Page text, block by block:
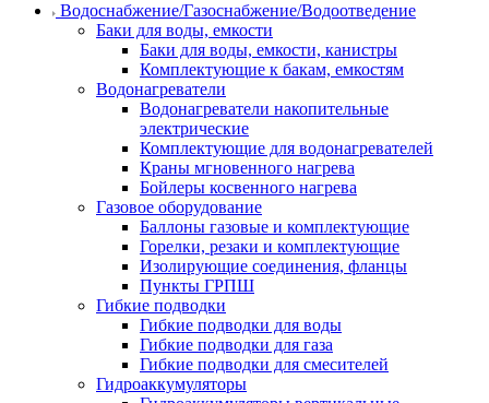
Водоснабжение/Газоснабжение/Водоотведение
Баки для воды, емкости
Баки для воды, емкости, канистры
Комплектующие к бакам, емкостям
Водонагреватели
Водонагреватели накопительные
электрические
Комплектующие для водонагревателей
Краны мгновенного нагрева
Бойлеры косвенного нагрева
Газовое оборудование
Баллоны газовые и комплектующие
Горелки, резаки и комплектующие
Изолирующие соединения, фланцы
Пункты ГРПШ
Гибкие подводки
Гибкие подводки для воды
Гибкие подводки для газа
Гибкие подводки для смесителей
Гидроаккумуляторы